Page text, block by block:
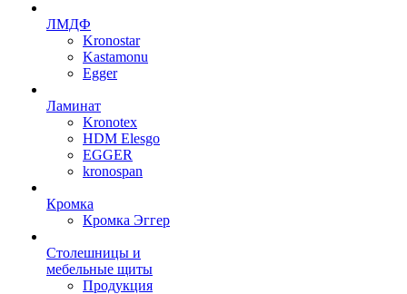
ЛМДФ
Kronostar
Kastamonu
Egger
Ламинат
Kronotex
HDM Elesgo
EGGER
kronospan
Кромка
Кромка Эггер
Столешницы и
мебельные щиты
Продукция